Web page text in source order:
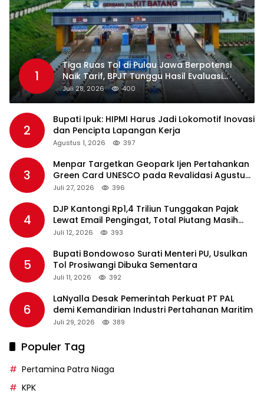
1
Tiga Ruas Tol di Pulau Jawa Berpotensi
Naik Tarif, BPJT Tunggu Hasil Evaluasi
Standar Pelayanan
Juli 28, 2026 400
2
Bupati Ipuk: HIPMI Harus Jadi Lokomotif Inovasi
dan Pencipta Lapangan Kerja
Agustus 1, 2026 397
3
Menpar Targetkan Geopark Ijen Pertahankan
Green Card UNESCO pada Revalidasi Agustus
2026
Juli 27, 2026 396
4
DJP Kantongi Rp1,4 Triliun Tunggakan Pajak
Lewat Email Pengingat, Total Piutang Masih
Rp36 Triliun
Juli 12, 2026 393
5
Bupati Bondowoso Surati Menteri PU, Usulkan
Tol Prosiwangi Dibuka Sementara
Juli 11, 2026 392
6
LaNyalla Desak Pemerintah Perkuat PT PAL
demi Kemandirian Industri Pertahanan Maritim
Juli 29, 2026 389
Populer Tag
Pertamina Patra Niaga
KPK